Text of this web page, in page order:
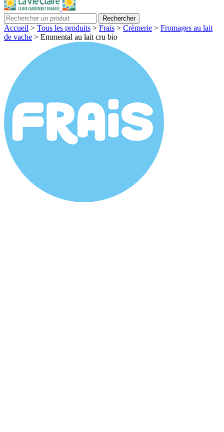
Rechercher
Accueil > Tous les produits > Frais > Crèmerie > Fromages au lait
de vache > Emmental au lait cru bio